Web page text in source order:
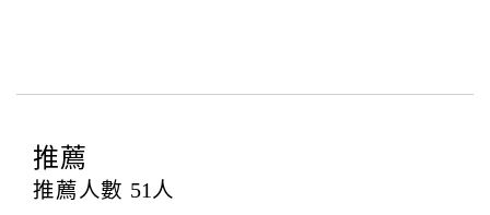
四、訂單異動
提出申辦不得異動訂單。
每筆訂單異動限定
辦理取消退款。
推薦
推薦人數 51 人